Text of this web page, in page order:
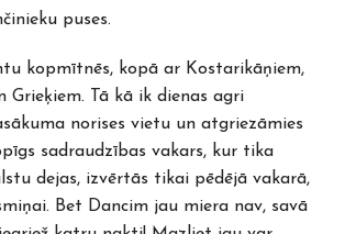
puses.
kopmītnēs, kopā ar Kostarikāņiem,
Grieķiem. Tā kā ik dienas agri
norises vietu un atgriezāmies
sadraudzības vakars, kur tika
dejas, izvērtās tikai pēdējā vakarā,
Bet Dancim jau miera nav, savā